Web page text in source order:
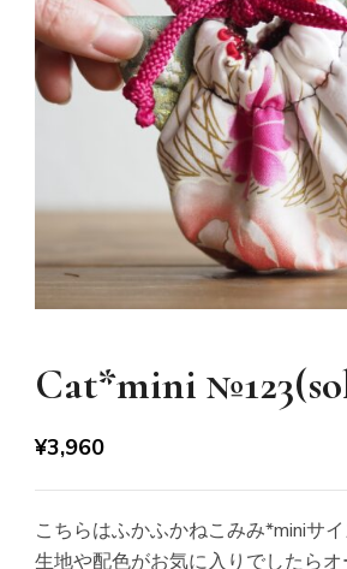
Cat*mini
¥3,960
こちらはふかふかねこみみ*miniサ
生地や配色がお気に入りでしたら